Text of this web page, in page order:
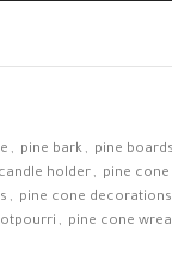
, pine bark , pine boards
holder , pine
, pine cone decorations
, pine cone